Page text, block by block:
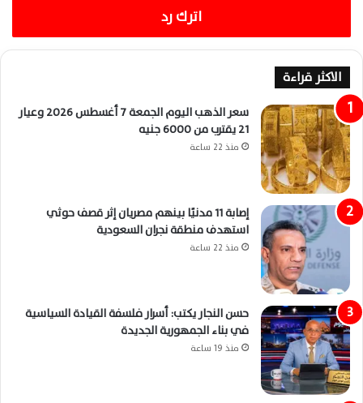
اترك رد
الاكثر قراءة
سعر الذهب اليوم الجمعة 7 أغسطس 2026 وعيار
21 يقترب من 6000 جنيه
منذ 22 ساعة
إصابة 11 مدنيًا بينهم مصريان إثر قصف حوثي
استهدف منطقة نجران السعودية
منذ 22 ساعة
حسن النجار يكتب: أسرار فلسفة القيادة السياسية
في بناء الجمهورية الجديدة
منذ 19 ساعة